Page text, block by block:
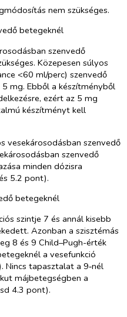
nem szükséges.
betegeknél
szenvedő
Közepesen súlyos
<60 ml/perc) szenvedő
mg. Ebből a készítményből
ezért az 5 mg
készítményt kell
vesekárosodásban szenvedő
szenvedő
minden dózisra
5.2 pont).
betegeknél
szintje 7 és annál kisebb
Azonban a szisztémás
8 és 9 Child–Pugh-érték
a vesefunkció
Nincs tapasztalat a 9‑nél
májbetegségben a
4.3 pont).